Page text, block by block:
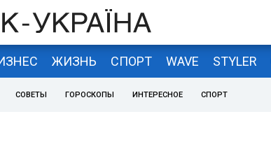
ЖИЗНЬ СПОРТ WAVE STYLER
СОВЕТЫ ГОРОСКОПЫ ИНТЕРЕСНОЕ СПОРТ